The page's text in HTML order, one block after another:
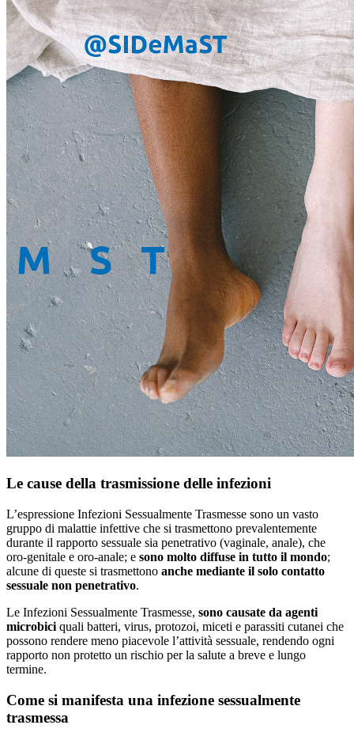
Le cause della trasmissione delle infezioni
L’espressione Infezioni Sessualmente Trasmesse sono un vasto
gruppo di malattie infettive che si trasmettono prevalentemente
durante il rapporto sessuale sia penetrativo (vaginale, anale), che
oro-genitale e oro-anale; e sono molto diffuse in tutto il mondo;
alcune di queste si trasmettono anche mediante il solo contatto
sessuale non penetrativo.
Le Infezioni Sessualmente Trasmesse, sono causate da agenti
microbici quali batteri, virus, protozoi, miceti e parassiti cutanei che
possono rendere meno piacevole l’attività sessuale, rendendo ogni
rapporto non protetto un rischio per la salute a breve e lungo
termine.
Come si manifesta una infezione sessualmente
trasmessa